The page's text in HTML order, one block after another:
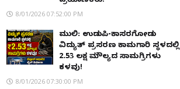
8/01/2026 07:52:00 PM
ಮುಲ್ಕಿ: ಉಡುಪಿ-ಕಾಸರಗೋಡು
ವಿದ್ಯುತ್ ಪ್ರಸರಣ ಕಾಮಗಾರಿ ಸ್ಥಳದಲ್ಲಿ
₹2.53 ಲಕ್ಷ ಮೌಲ್ಯದ ಸಾಮಗ್ರಿಗಳು
ಕಳವು!
8/01/2026 07:30:00 PM